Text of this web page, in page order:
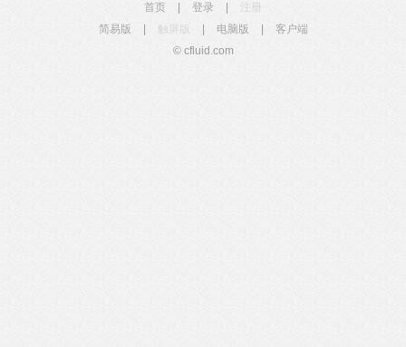
首页 登录
简易版
触屏版 电脑版
客户端
© cfluid.com